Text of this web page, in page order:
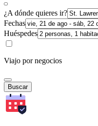
¿A dónde quieres ir?
Fechas
Huéspedes
Viajo por negocios
Buscar